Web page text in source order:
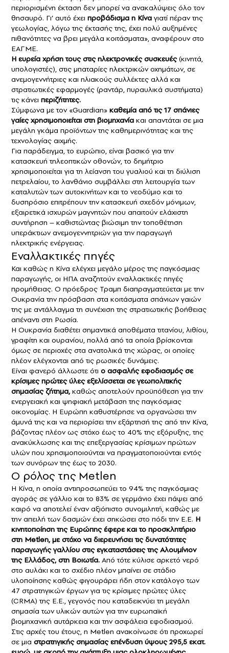
περιορισμένη έκταση δεν μπορεί να ανακαλύψεις όλο τον
θησαυρό. Γι’ αυτό έχει προβάδισμα η Κίνα γιατί πέραν της
γεωλογίας, λόγω της έκτασής της, έχει πολύ αυξημένες
πιθανότητες να βρει μεγάλα κοιτάσματα», αναφέρουν στο
ΕΑΓΜΕ.
Η ευρεία χρήση τους στις ηλεκτρονικές συσκευές(κινητά,
υπολογιστές), στις μπαταρίες ηλεκτρικών οχημάτων, σε
ανεμογεννήτριες και ηλιακούς συλλέκτες αλλά και
στρατιωτικές εφαρμογές (ραντάρ, πυραυλικά συστήματα)
τις κάνει περιζήτητες.
Σύμφωνα με τον «Guardian» καθεμία από τις 17 σπάνιες
γαίες χρησιμοποιείται στη βιομηχανία και απαντάται σε μια
μεγάλη γκάμα προϊόντων της καθημερινότητας και της
τεχνολογίας αιχμής.
Για παράδειγμα, το ευρώπιο, είναι βασικό για την
κατασκευή τηλεοπτικών οθονών, το δημήτριο
χρησιμοποιείται για τη λείανση του γυαλιού και τη διύλιση
πετρελαίου, το λανθάνιο συμβάλλει στη λειτουργία των
καταλυτών των αυτοκινήτων και το νεοδύμιο και το
δυσπρόσιο επιτρέπουν την κατασκευή σχεδόν μόνιμων,
εξαιρετικά ισχυρών μαγνητών που απαιτούν ελάχιστη
συντήρηση – καθιστώντας βιώσιμη την τοποθέτηση
υπεράκτιων ανεμογεννητριών για την παραγωγή
ηλεκτρικής ενέργειας.
Εναλλακτικές πηγές
Και καθώς η Κίνα ελέγχει μεγάλο μέρος της παγκόσμιας
παραγωγής, οι ΗΠΑ αναζητούν εναλλακτικές πηγές
προμήθειας. Ο πρόεδρος Τραμπ διαπραγματεύεται με την
Ουκρανία την πρόσβαση στα κοιτάσματα σπάνιων γαιών
της με αντάλλαγμα τη συνέχιση της στρατιωτικής βοήθειας
απέναντι στη Ρωσία.
Η Ουκρανία διαθέτει σημαντικά αποθέματα τιτανίου, λιθίου,
γραφίτη και ουρανίου, πολλά από τα οποία βρίσκονται
όμως σε περιοχές στα ανατολικά της χώρας, οι οποίες
πλέον ελέγχονται από τις ρωσικές δυνάμεις.
Είναι φανερό άλλωστε ότι ο ασφαλής εφοδιασμός σε
κρίσιμες πρώτες ύλες εξελίσσεται σε γεωπολιτικής
σημασίας ζήτημα,καθώς αποτελούν προϋπόθεση για την
ενεργειακή και ψηφιακή μετάβαση της παγκόσμιας
οικονομίας. Η Ευρώπη καθυστέρησε να οργανώσει την
άμυνά της και να περιορίσει την εξάρτησή της από την Κίνα,
βάζοντας πλέον ως στόχο έως το 40% της εξόρυξης, της
ανακύκλωσης και της επεξεργασίας κρίσιμων πρώτων
υλών που χρησιμοποιούνται να πραγματοποιούνται εντός
των συνόρων της έως το 2030.
Ο ρόλος της Metlen
H Κίνα, η οποία αντιπροσωπεύει το 94% της παγκόσμιας
αγοράς σε γάλλιο και το 83% σε γερμάνιο έχει πάψει από
καιρό να αποτελεί έναν αξιόπιστο συνομιλητή, καθώς με
την απειλή των δασμών έχει σηκώσει στο πόδι την Ε.Ε. Η
κινητοποίηση της Ευρώπης έφερε και το προσκλητήριο
στη Metlen, με στόχο να διερευνήσει τις δυνατότητες
παραγωγής γαλλίου στις εγκαταστάσεις της Αλουμίνιον
της Ελλάδος, στη Βοιωτία. Από τότε κύλισε αρκετό νερό
στο αυλάκι και το σχέδιο πλέον μπαίνει σε στάδιο
υλοποίησης καθώς φιγουράρει ήδη στον κατάλογο των
47 στρατηγικών έργων για τις κρίσιμες πρώτες ύλες
(CRMA) της Ε.Ε., γεγονός που καταδεικνύει τη μεγάλη
σημασία των υλικών αυτών για την ευρωπαϊκή
βιομηχανική αυτάρκεια και την ασφάλεια εφοδιασμού.
Στις αρχές του έτους, η Metlen ανακοίνωσε ότι προχωρεί
σε μια στρατηγικής σημασίας επένδυση ύψους 295,5 εκατ.